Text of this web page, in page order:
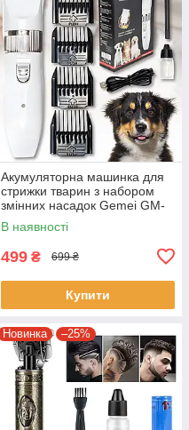
Акумуляторна машинка для
стрижки тварин з набором
змінних насадок Gemei GM-
634
В наявності
499 ₴ 699 ₴
Купити
Новинка –25%